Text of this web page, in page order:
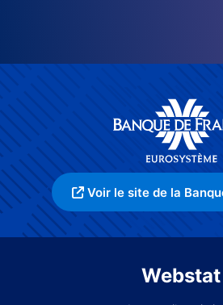
Voir le site de la
Webstat